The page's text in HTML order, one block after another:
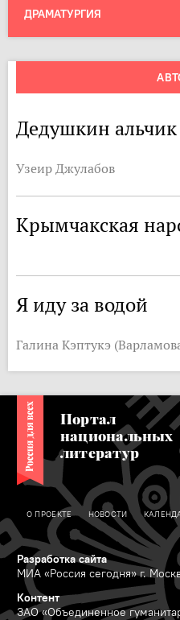
ДРАМАТУРГИЯ
Дедушкин альчик
Узеир Джулабов
Крымчакская
Я иду за водой
Галина Кэптукэ
Портал
национальных
литератур
О ПРОЕКТЕ НОВОСТИ
Разработка сайта
МИА «Россия сегодня» г.
Контент
ЗАО «Объединенное